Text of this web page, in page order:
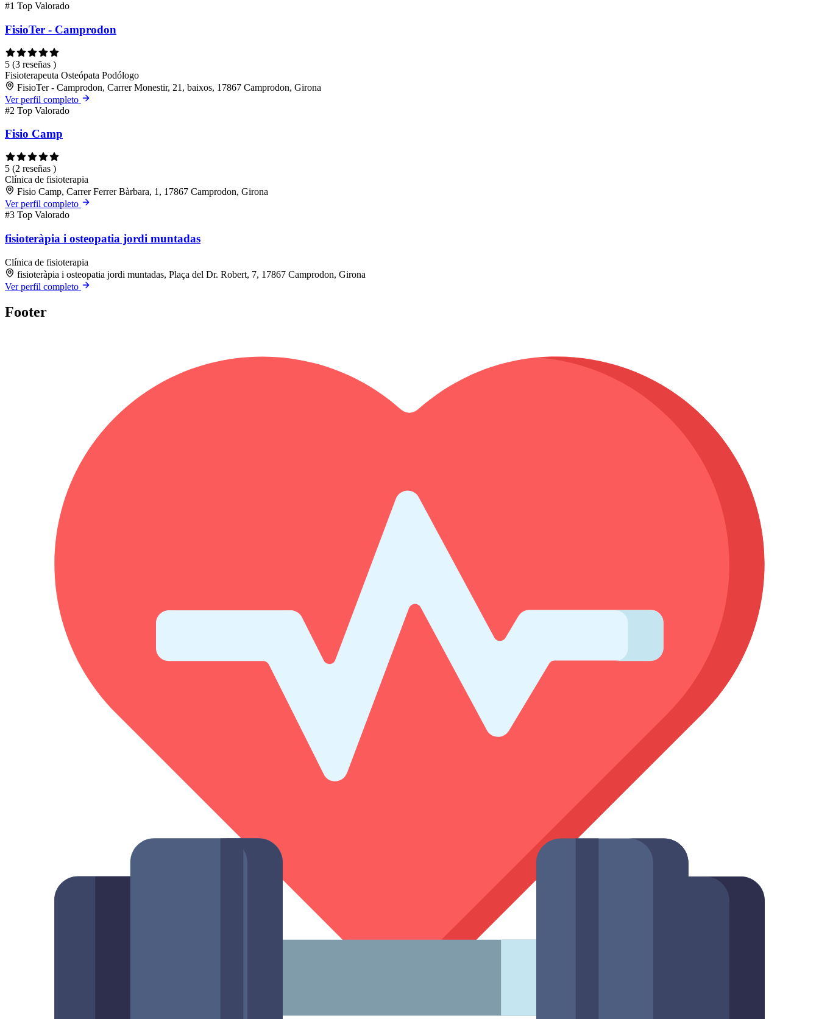
#1 Top Valorado
FisioTer - Camprodon
5 (3 reseñas )
Fisioterapeuta Osteópata Podólogo
FisioTer - Camprodon, Carrer Monestir, 21, baixos, 17867 Camprodon, Girona
Ver perfil completo
#2 Top Valorado
Fisio Camp
5 (2 reseñas )
Clínica de fisioterapia
Fisio Camp, Carrer Ferrer Bàrbara, 1, 17867 Camprodon, Girona
Ver perfil completo
#3 Top Valorado
fisioteràpia i osteopatia jordi muntadas
Clínica de fisioterapia
fisioteràpia i osteopatia jordi muntadas, Plaça del Dr. Robert, 7, 17867 Camprodon, Girona
Ver perfil completo
Footer